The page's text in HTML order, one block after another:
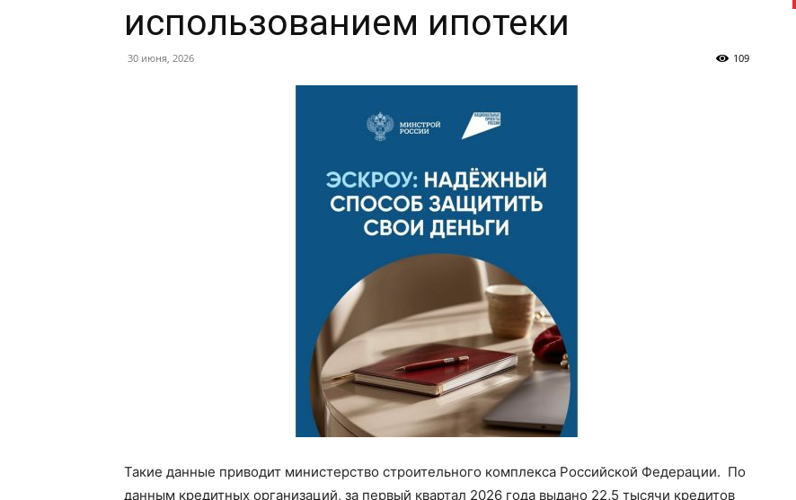
использованием ипотеки
30 июня, 2026 109
Такие данные приводит министерство строительного комплекса Российской Федерации. По
данным кредитных организаций, за первый квартал 2026 года выдано 22,5 тысячи кредитов